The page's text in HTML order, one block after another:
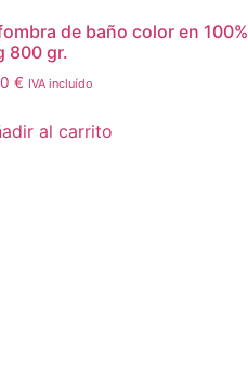
de baño color en 100%
800 gr.
€ IVA incluído
al carrito